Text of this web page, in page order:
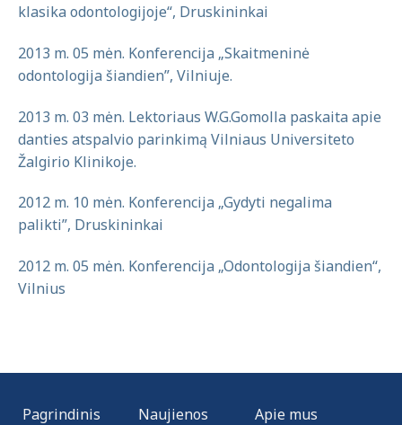
klasika odontologijoje“, Druskininkai
2013 m. 05 mėn. Konferencija „Skaitmeninė
odontologija šiandien”, Vilniuje.
2013 m. 03 mėn. Lektoriaus W.G.Gomolla paskaita apie
danties atspalvio parinkimą Vilniaus Universiteto
Žalgirio Klinikoje.
2012 m. 10 mėn. Konferencija „Gydyti negalima
palikti”, Druskininkai
2012 m. 05 mėn. Konferencija „Odontologija šiandien“,
Vilnius
Pagrindinis Naujienos
Apie mus